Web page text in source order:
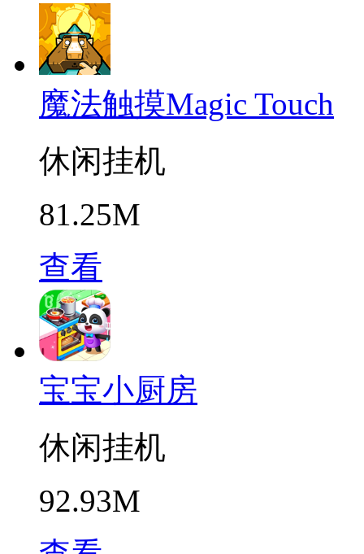
魔法触摸Magic Touch
休闲挂机
81.25M
查看
宝宝小厨房
休闲挂机
92.93M